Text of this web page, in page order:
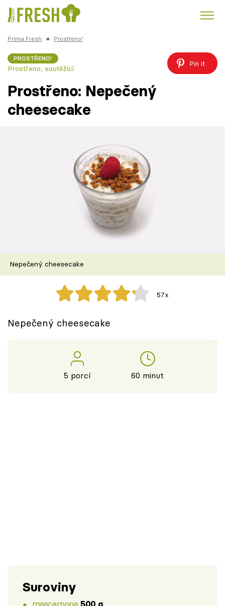
Česká kuchyně
Recepty z TV
Speciál: Cuketa
Prima Fresh ■ Prostřeno!
PROSTŘENO!
Prostřeno, soutěžící
Pin it
Prostřeno: Nepečený
cheesecake
Nepečený cheesecake
57x
Nepečený cheesecake
5 porcí 60 minut
Suroviny